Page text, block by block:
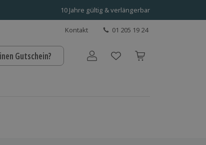
10 Jahre gültig & verlängerbar
Kontakt 01 205 19 24
Gutschein? Benutzerkonto